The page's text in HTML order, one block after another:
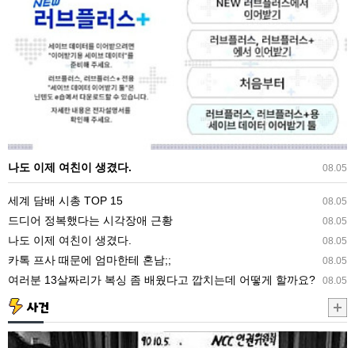
제
겼
다.
08.05
나도 이제 여친이 생겼다.
08.05
세계 담배 시총 TOP 15
08.05
드디어 정복했다는 시각장애 근황
08.05
나도 이제 여친이 생겼다.
08.05
카톡 프사 때문에 엄마한테 혼남;;
08.05
여러분 13살짜리가 복싱 좀 배웠다고 깝치는데 어떻게 할까요?
사건
이